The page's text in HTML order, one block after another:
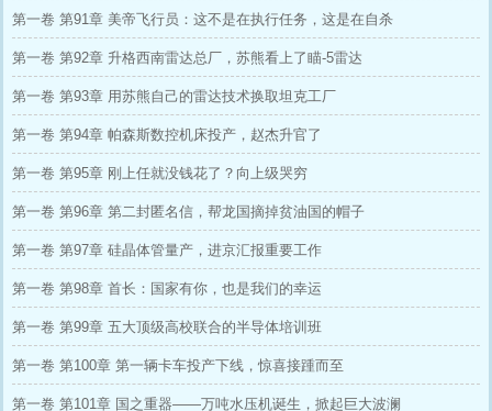
第一卷 第91章 美帝飞行员：这不是在执行任务，这是在自杀
第一卷 第92章 升格西南雷达总厂，苏熊看上了瞄-5雷达
第一卷 第93章 用苏熊自己的雷达技术换取坦克工厂
第一卷 第94章 帕森斯数控机床投产，赵杰升官了
第一卷 第95章 刚上任就没钱花了？向上级哭穷
第一卷 第96章 第二封匿名信，帮龙国摘掉贫油国的帽子
第一卷 第97章 硅晶体管量产，进京汇报重要工作
第一卷 第98章 首长：国家有你，也是我们的幸运
第一卷 第99章 五大顶级高校联合的半导体培训班
第一卷 第100章 第一辆卡车投产下线，惊喜接踵而至
第一卷 第101章 国之重器——万吨水压机诞生，掀起巨大波澜